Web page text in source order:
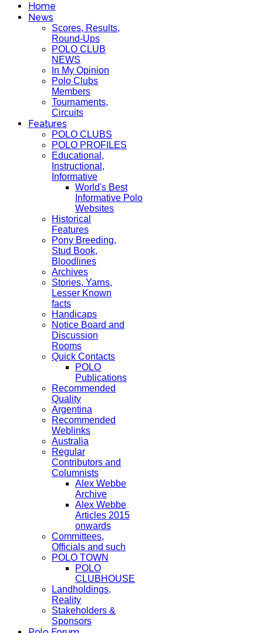
Home
News
Scores, Results,
Round-Ups
POLO CLUB
NEWS
In My Opinion
Polo Clubs
Members
Tournaments,
Circuits
Features
POLO CLUBS
POLO PROFILES
Educational,
Instructional,
Informative
World's Best
Informative Polo
Websites
Historical
Features
Pony Breeding,
Stud Book,
Bloodlines
Archives
Stories, Yarns,
Lesser Known
facts
Handicaps
Notice Board and
Discussion
Rooms
Quick Contacts
POLO
Publications
Recommended
Quality
Argentina
Recommended
Weblinks
Australia
Regular
Contributors and
Columnists
Alex Webbe
Archive
Alex Webbe
Articles 2015
onwards
Committees,
Officials and such
POLO TOWN
POLO
CLUBHOUSE
Landholdings,
Reality
Stakeholders &
Sponsors